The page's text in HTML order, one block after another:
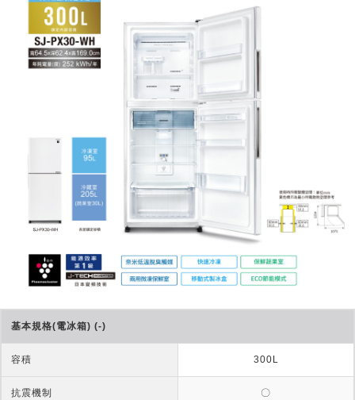
基本規格(電冰箱) (-)
容積 300L
抗震機制 〇